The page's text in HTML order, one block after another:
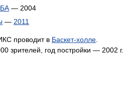
— 2004
— 2011
проводит в Баскет-холле
зрителей, год постройки — 2002 г.